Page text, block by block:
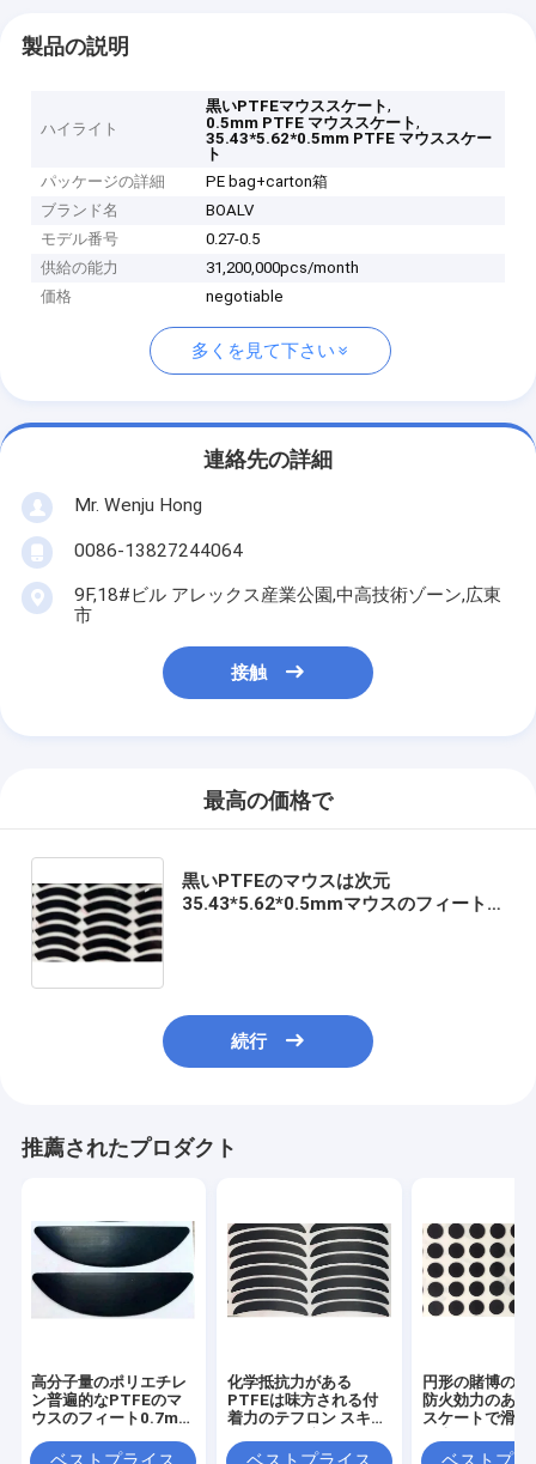
製品の説明
ハイライト
黒いPTFEマウススケート,
0.5mm PTFE マウススケート,
35.43*5.62*0.5mm PTFE マウススケー
ト
パッケージの詳細
PE bag+carton箱
ブランド名
BOALV
モデル番号
0.27-0.5
供給の能力
31,200,000pcs/month
価格
negotiable
多くを見て下さい
連絡先の詳細
Mr. Wenju Hong
0086-13827244064
9F,18#ビル アレックス産業公園,中高技術ゾーン,広東
市
接触
最高の価格で
黒いPTFEのマウスは次元
35.43*5.62*0.5mmマウスのフィート
続行
推薦されたプロダクト
高分子量のポリエチレ
ン普遍的なPTFEのマ
ウスのフィート0.7mm
化学抵抗力がある
PTFEは味方される付
着力のテフロン スキッ
スケートで滑る
円形の賭博のマ
防火効力のあ
スケートで滑
にする